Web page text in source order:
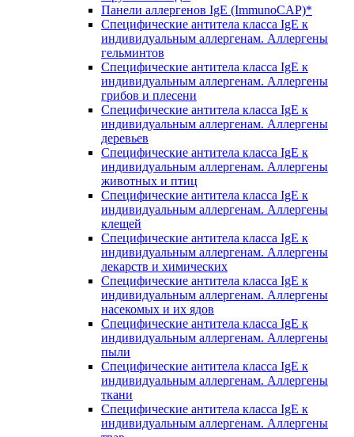
Панели аллергенов IgE (ImmunoCAP)*
Специфические антитела класса IgE к
индивидуальным аллергенам. Аллергены
гельминтов
Специфические антитела класса IgE к
индивидуальным аллергенам. Аллергены
грибов и плесени
Специфические антитела класса IgE к
индивидуальным аллергенам. Аллергены
деревьев
Специфические антитела класса IgE к
индивидуальным аллергенам. Аллергены
животных и птиц
Специфические антитела класса IgE к
индивидуальным аллергенам. Аллергены
клещей
Специфические антитела класса IgE к
индивидуальным аллергенам. Аллергены
лекарств и химических
Специфические антитела класса IgE к
индивидуальным аллергенам. Аллергены
насекомых и их ядов
Специфические антитела класса IgE к
индивидуальным аллергенам. Аллергены
пыли
Специфические антитела класса IgE к
индивидуальным аллергенам. Аллергены
ткани
Специфические антитела класса IgE к
индивидуальным аллергенам. Аллергены